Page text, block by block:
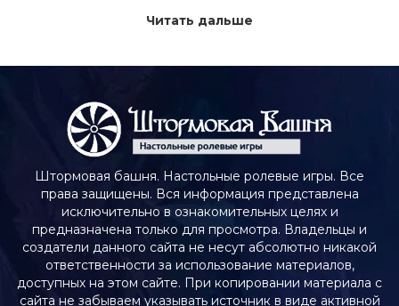
Читать дальше
Штормовая башня. Настольные ролевые игры. Все
права защищены. Вся информация представлена
исключительно в ознакомительных целях и
предназначена только для просмотра. Владельцы и
создатели данного сайта не несут абсолютно никакой
ответственности за использование материалов,
доступных на этом сайте. При копировании материала с
сайта не забываем указывать источник в виде активной